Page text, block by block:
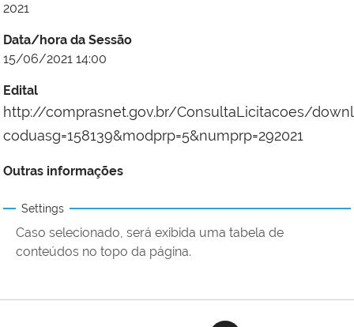
2021
Data/hora da Sessão
15/06/2021 14:00
Edital
http://comprasnet.gov.br/ConsultaLicitacoes/
coduasg=158139&modprp=5&numprp=292021
Outras informações
Settings
Caso selecionado, será exibida uma tabela de
conteúdos no topo da página.